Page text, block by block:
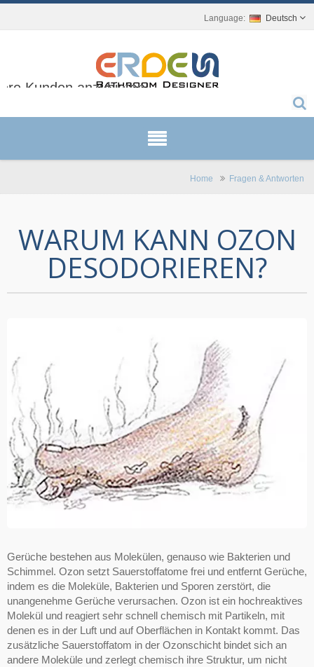
Deutsch
Kunden anzubieten.
Home Fragen & Antworten
WARUM KANN OZON
DESODORIEREN?
Gerüche bestehen aus Molekülen, genauso wie Bakterien und
Schimmel. Ozon setzt Sauerstoffatome frei und entfernt Gerüche,
indem es die Moleküle, Bakterien und Sporen zerstört, die
unangenehme Gerüche verursachen. Ozon ist ein hochreaktives
Molekül und reagiert sehr schnell chemisch mit Partikeln, mit
denen es in der Luft und auf Oberflächen in Kontakt kommt. Das
zusätzliche Sauerstoffatom in der Ozonschicht bindet sich an
andere Moleküle und zerlegt chemisch ihre Struktur, um nicht